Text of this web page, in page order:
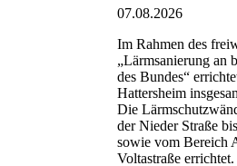
07.08.2026
Im Rahmen des
„Lärmsanierung an
des Bundes“
Hattersheim
Die
der Nieder Straße
sowie vom Bereich
Voltastraße